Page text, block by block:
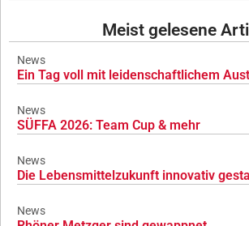
Meist gelesene
News
Ein Tag voll mit leidenschaftlichem
News
SÜFFA 2026: Team Cup & mehr
News
Die Lebensmittelzukunft innovativ
News